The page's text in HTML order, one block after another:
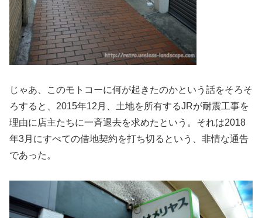
じゃあ、このモトコーに何が起きたのかという話をそろそ
ろすると、2015年12月、土地を所有するJRが耐震工事を
理由に店主たちに一斉退去を求めたという。それは2018
年3月にすべての借地契約を打ち切るという、非情な通告
であった。